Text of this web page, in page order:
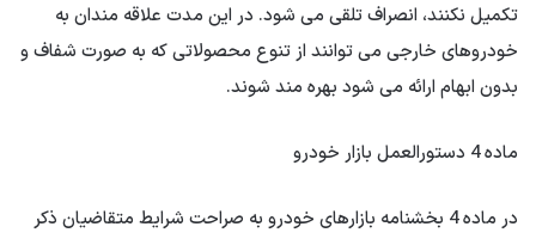
تکمیل نکنند، انصراف تلقی می شود. در این مدت علاقه مندان به
خودروهای خارجی می توانند از تنوع محصولاتی که به صورت شفاف و
بدون ابهام ارائه می شود بهره مند شوند.
ماده 4 دستورالعمل بازار خودرو
در ماده 4 بخشنامه بازارهای خودرو به صراحت شرایط متقاضیان ذکر